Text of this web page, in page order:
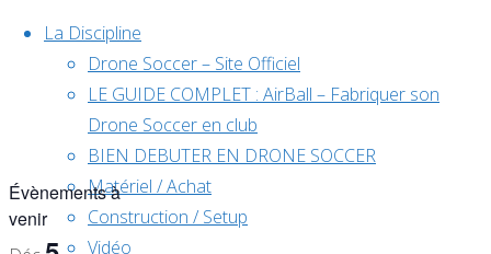
Skip to content
La Discipline
Drone Soccer – Site Officiel
LE GUIDE COMPLET : AirBall – Fabriquer son
Drone Soccer en club
BIEN DEBUTER EN DRONE SOCCER
Matériel / Achat
Construction / Setup
Vidéo
Évènements à
venir